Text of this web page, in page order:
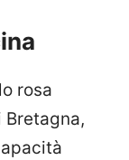
rosa
Bretagna,